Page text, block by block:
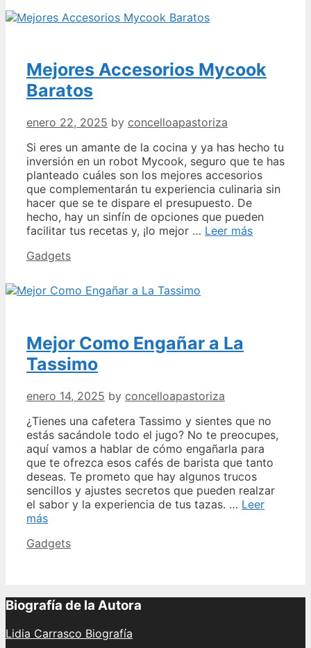
G2
Mejores Accesorios Mycook
Baratos
enero 22, 2025 by concelloapastoriza
Si eres un amante de la cocina y ya has hecho tu
inversión en un robot Mycook, seguro que te has
planteado cuáles son los mejores accesorios
que complementarán tu experiencia culinaria sin
hacer que se te dispare el presupuesto. De
hecho, hay un sinfín de opciones que pueden
facilitar tus recetas y, ¡lo mejor … Leer másMejores
Categories
Gadgets
Mejor Como Engañar a La
Tassimo
enero 14, 2025 by concelloapastoriza
¿Tienes una cafetera Tassimo y sientes que no
estás sacándole todo el jugo? No te preocupes,
aquí vamos a hablar de cómo engañarla para
que te ofrezca esos cafés de barista que tanto
deseas. Te prometo que hay algunos trucos
sencillos y ajustes secretos que pueden realzar
el sabor y la experiencia de tus tazas. … Leer
másMejor
Engañar
Categories
Gadgets
Biografía de la Autora
Lidia Carrasco Biografía